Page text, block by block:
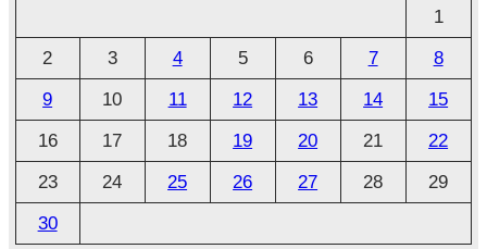
v
o
1
2
3 4 5 6 7
8
9
10 11 12 13 14
15
16
17 18 19 20 21
22
23
24 25 26 27 28
29
30